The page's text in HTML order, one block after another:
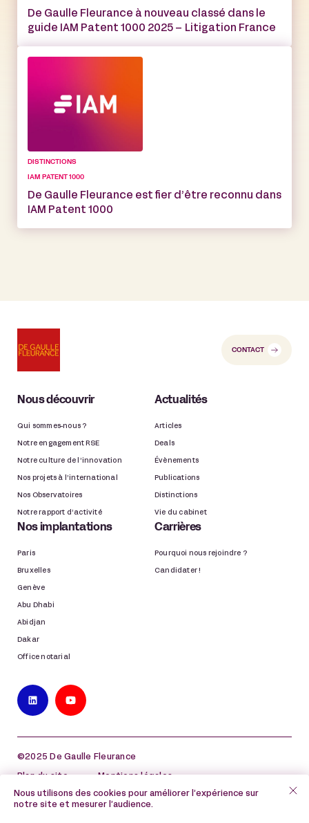
De Gaulle Fleurance à nouveau classé dans le
guide IAM Patent 1000 2025 – Litigation France
DISTINCTIONS
IAM PATENT 1000
De Gaulle Fleurance est fier d’être reconnu dans
IAM Patent 1000
CONTACT
Nous découvrir
Qui sommes-nous ?
Notre engagement RSE
Notre culture de l’innovation
Nos projets à l’international
Nos Observatoires
Notre rapport d’activité
Actualités
Articles
Deals
Évènements
Publications
Distinctions
Vie du cabinet
Nos implantations
Paris
Bruxelles
Genève
Abu Dhabi
Abidjan
Dakar
Office notarial
Carrières
Pourquoi nous rejoindre ?
Candidater !
©2025 De Gaulle Fleurance
Plan du site Mentions légales
Politique de protection des données à caractère
personnel
Nous utilisons des cookies pour améliorer l’expérience sur
notre site et mesurer l’audience.